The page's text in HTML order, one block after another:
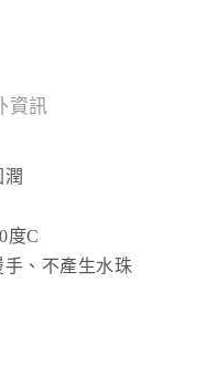
資訊
度C
、不產生水珠